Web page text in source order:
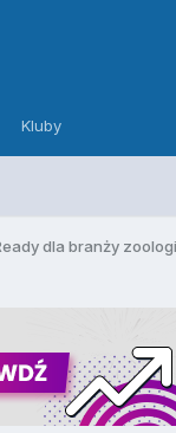
Kluby
dla branży